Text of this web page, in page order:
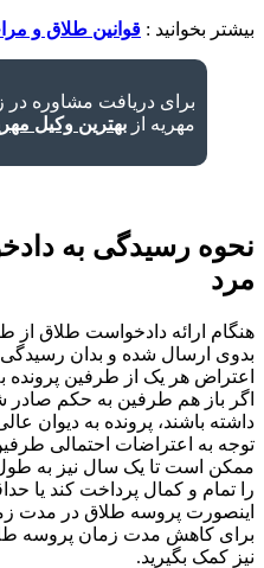
بیشتر بخوانید : قوانین طلاق و
برای دریافت مشاوره در
مهریه از بهترین وکیل
نحوه رسیدگی به
مرد
هنگام ارائه دادخواست طلاق از
بدوی ارسال شده و بدان
اعتراض هر یک از طرفین پرونده
اگر باز هم طرفین به حکم صادر
داشته باشند، پرونده به دیوان
توجه به اعتراضات احتمالی
ممکن است تا یک سال نیز به
را تمام و کمال پرداخت کند یا
اینصورت پروسه طلاق در مدت
برای کاهش مدت زمان پروسه
نیز کمک بگیرید.